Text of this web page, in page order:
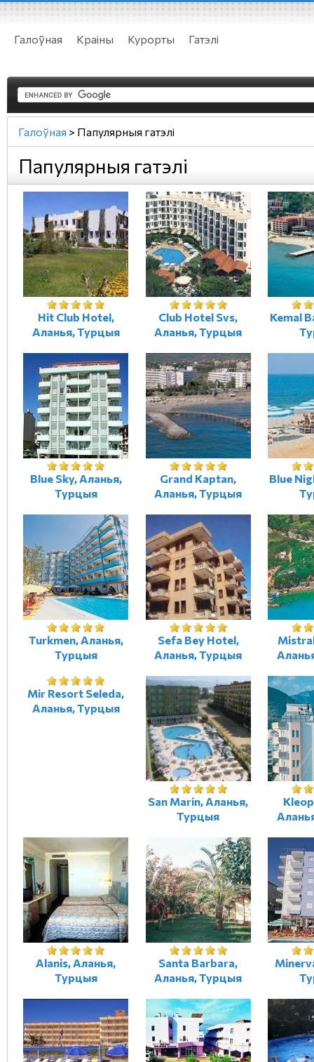
Галоўная Краіны Курорты Гатэлі
Галоўная > Папулярныя гатэлі
Папулярныя гатэлі
Hit Club Hotel,
Аланья, Турцыя
Club Hotel Svs,
Аланья, Турцыя
Kemal
Blue Sky, Аланья,
Турцыя
Grand Kaptan,
Аланья, Турцыя
Blue
Turkmen, Аланья,
Турцыя
Sefa Bey Hotel,
Аланья, Турцыя
Mir Resort Seleda,
Аланья, Турцыя
San Marin, Аланья,
Турцыя
Alanis, Аланья,
Турцыя
Santa Barbara,
Аланья, Турцыя